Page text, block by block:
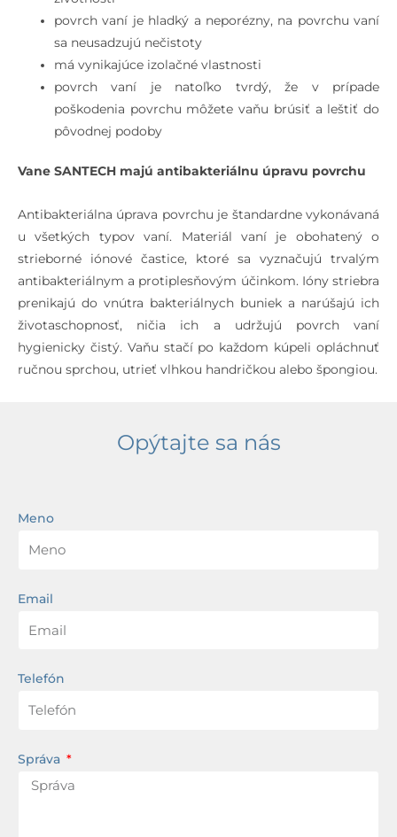
povrch vaní je hladký a neporézny, na povrchu vaní
sa neusadzujú nečistoty
má vynikajúce izolačné vlastnosti
povrch vaní je natoľko tvrdý, že v prípade
poškodenia povrchu môžete vaňu brúsiť a leštiť do
pôvodnej podoby
Vane SANTECH majú antibakteriálnu úpravu povrchu
Antibakteriálna úprava povrchu je štandardne vykonávaná
u všetkých typov vaní. Materiál vaní je obohatený o
strieborné iónové častice, ktoré sa vyznačujú trvalým
antibakteriálnym a protiplesňovým účinkom. Ióny striebra
prenikajú do vnútra bakteriálnych buniek a narúšajú ich
životaschopnosť, ničia ich a udržujú povrch vaní
hygienicky čistý. Vaňu stačí po každom kúpeli opláchnuť
ručnou sprchou, utrieť vlhkou handričkou alebo špongiou.
Opýtajte sa nás
Meno
Email
Telefón
Správa